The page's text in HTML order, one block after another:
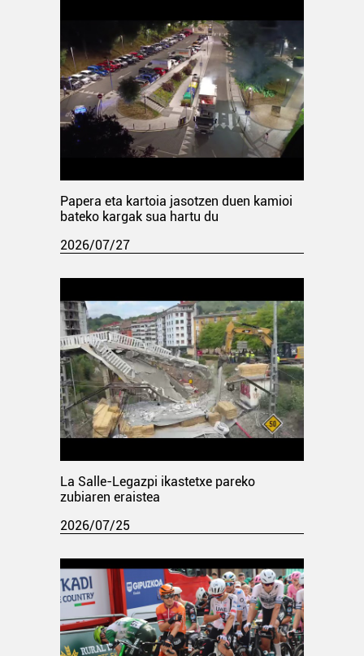
Papera eta kartoia jasotzen duen kamioi
bateko kargak sua hartu du
2026/07/27
La Salle-Legazpi ikastetxe pareko
zubiaren eraistea
2026/07/25